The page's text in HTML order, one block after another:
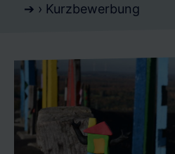
➔ › Kurzbewerbung